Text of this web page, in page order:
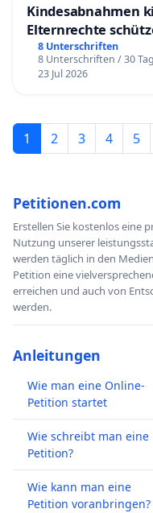
Kindesabnahmen
Elternrechte
8 Unterschriften
8 Unterschriften / 30
23 Jul 2026
1 2 3 4 5
Petitionen.com
Erstellen Sie kostenlos eine
Nutzung unserer
werden täglich in den
Petition eine
erreichen und auch von
werden.
Anleitungen
Wie man eine Online-
Petition startet
Wie schreibt man eine
Petition?
Wie kann man eine
Petition voranbringen?